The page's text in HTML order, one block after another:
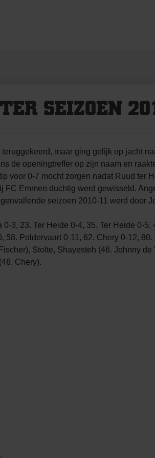
SEIZOEN
maar ging gelijk op jacht
de openingtreffer op zijn naam en
voor 0-7 mocht zorgen nadat Ruud ter
Emmen duchtig werd gewisseld.
seizoen 2010-11 werd door
3, 23. Ter Heide 0-4, 35. Ter Heide 0-
Poldervaart 0-11, 62. Chery 0-12,
Stolte, Shayesteh (46. Johnny
Chery).